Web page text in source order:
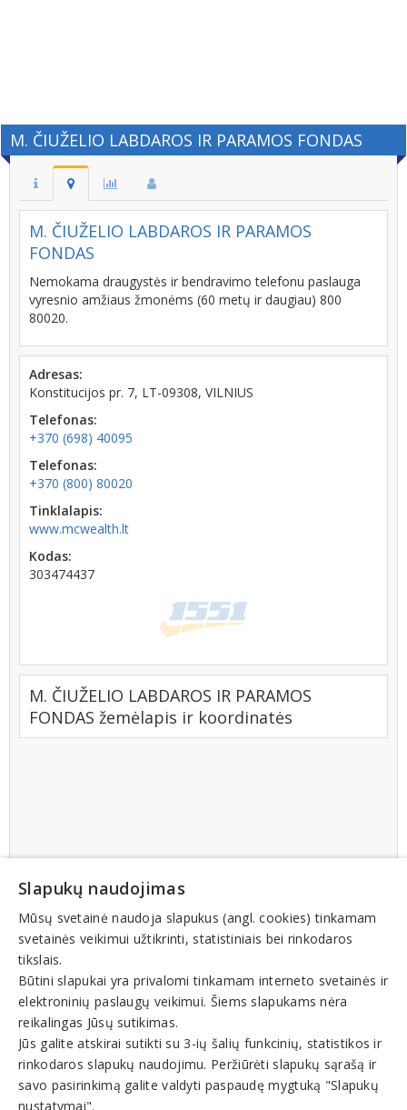
M. ČIUŽELIO LABDAROS IR PARAMOS FONDAS
M. ČIUŽELIO LABDAROS IR PARAMOS
FONDAS
Nemokama draugystės ir bendravimo telefonu paslauga
vyresnio amžiaus žmonėms (60 metų ir daugiau) 800
80020.
Adresas:
Konstitucijos pr. 7, LT-09308, VILNIUS
Telefonas:
+370 (698) 40095
Telefonas:
+370 (800) 80020
Tinklalapis:
www.mcwealth.lt
Kodas:
303474437
M. ČIUŽELIO LABDAROS IR PARAMOS
FONDAS žemėlapis ir koordinatės
Slapukų naudojimas
Mūsų svetainė naudoja slapukus (angl. cookies) tinkamam
svetainės veikimui užtikrinti, statistiniais bei rinkodaros
tikslais.
Būtini slapukai yra privalomi tinkamam interneto svetainės ir
elektroninių paslaugų veikimui. Šiems slapukams nėra
reikalingas Jūsų sutikimas.
Jūs galite atskirai sutikti su 3-ių šalių funkcinių, statistikos ir
rinkodaros slapukų naudojimu. Peržiūrėti slapukų sąrašą ir
savo pasirinkimą galite valdyti paspaudę mygtuką "Slapukų
nustatymai".